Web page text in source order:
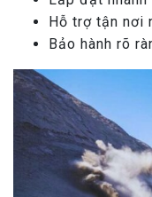
Hỗ trợ tận nơi
Bảo hành rõ